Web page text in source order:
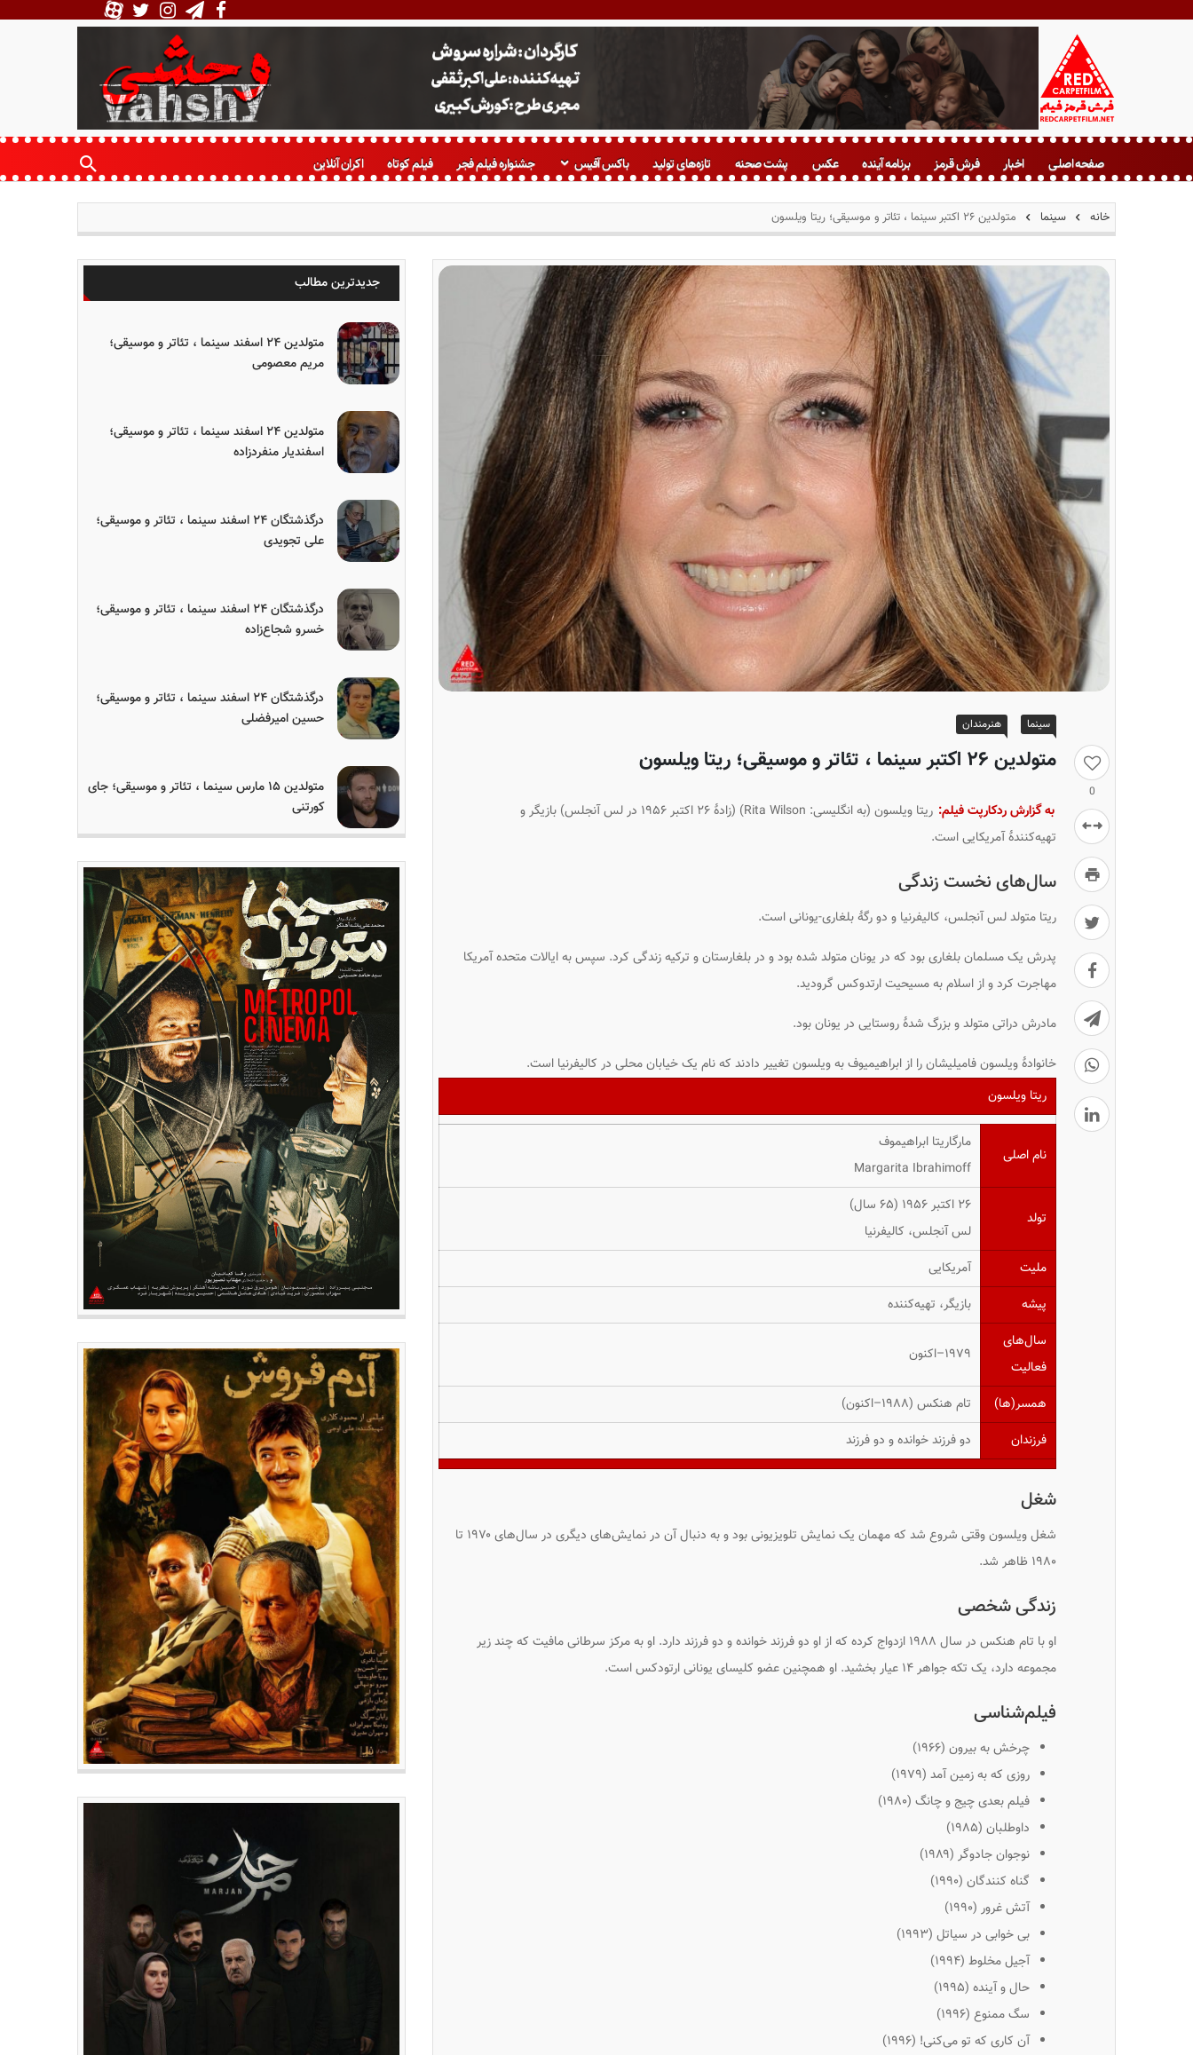
ف
ش
م
ز
صفحه اصلی اخبار فرش قرمز برنامه آینده عکس پشت صحنه تازه‌های تولید باکس آفیس جشنواره فیلم فجر فیلم کوتاه اکران آنلاین
خانه سینما متولدین ۲۶ اکتبر سینما ، تئاتر و موسیقی؛ ریتا ویلسون
0
سینما هنرمندان
متولدین ۲۶ اکتبر سینما ، تئاتر و موسیقی؛ ریتا ویلسون
به گزارش ردکارپت فیلم: ریتا ویلسون (به انگلیسی: Rita Wilson) (زادهٔ ۲۶ اکتبر ۱۹۵۶
در لس آنجلس) بازیگر و
تهیه‌کنندهٔ آمریکایی است.
سال‌های نخست زندگی
ریتا متولد لس آنجلس، کالیفرنیا و دو رگهٔ بلغاری-یونانی است.
پدرش یک مسلمان بلغاری بود که در یونان متولد شده بود و در بلغارستان و ترکیه زندگی کرد. سپس به ایالات متحده آمریکا
مهاجرت کرد و از اسلام به مسیحیت ارتدوکس گرودید.
مادرش دراتی متولد و بزرگ شدهٔ روستایی در یونان بود.
خانوادهٔ ویلسون فامیلیشان را از ابراهیمیوف به ویلسون تغییر دادند که نام یک خیابان محلی در کالیفرنیا است.
ریتا ویلسون
نام اصلی
مارگاریتا ابراهیموف
Margarita Ibrahimoff
تولد
۲۶ اکتبر ۱۹۵۶ ‏(۶۵ سال)
لس آنجلس، کالیفرنیا
ملیت
آمریکایی
پیشه
بازیگر، تهیه‌کننده
سال‌های
فعالیت
۱۹۷۹–اکنون
همسر(ها)
تام هنکس (۱۹۸۸–اکنون)
فرزندان
دو فرزند خوانده و دو فرزند
شغل
شغل ویلسون وقتی شروع شد که مهمان یک نمایش تلویزیونی بود و به دنبال آن در نمایش‌های دیگری در سال‌های ۱۹۷۰ تا
۱۹۸۰ ظاهر شد.
زندگی شخصی
او با تام هنکس در سال ۱۹۸۸ ازدواج کرده که از او دو فرزند خوانده و دو فرزند دارد. او به مرکز سرطانی مافیت که چند زیر
مجموعه دارد، یک تکه جواهر ۱۴ عیار بخشید. او همچنین عضو کلیسای یونانی ارتودکس است.
فیلم‌شناسی
چرخش به بیرون (۱۹۶۶)
روزی که به زمین آمد (۱۹۷۹)
فیلم بعدی چیج و چانگ (۱۹۸۰)
داوطلبان (۱۹۸۵)
نوجوان جادوگر (۱۹۸۹)
گناه کنندگان (۱۹۹۰)
آتش غرور (۱۹۹۰)
بی خوابی در سیاتل (۱۹۹۳)
آجیل مخلوط (۱۹۹۴)
حال و آینده (۱۹۹۵)
سگ ممنوع (۱۹۹۶)
آن کاری که تو می‌کنی! (۱۹۹۶)
جدیدترین مطالب
متولدین ۲۴ اسفند سینما ، تئاتر و موسیقی؛
مریم معصومی
متولدین ۲۴ اسفند سینما ، تئاتر و موسیقی؛
اسفندیار منفردزاده
درگذشتگان ۲۴ اسفند سینما ، تئاتر و موسیقی؛
علی تجویدی
درگذشتگان ۲۴ اسفند سینما ، تئاتر و موسیقی؛
خسرو شجاع‌زاده
درگذشتگان ۲۴ اسفند سینما ، تئاتر و موسیقی؛
حسین امیرفضلی
متولدین ۱۵ مارس سینما ، تئاتر و موسیقی؛ جای
کورتنی